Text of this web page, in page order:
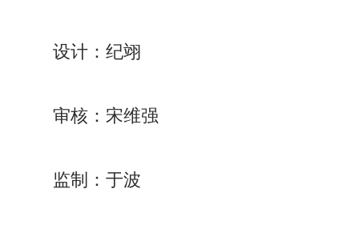
设计：纪翊
审核：宋维强
监制：于波